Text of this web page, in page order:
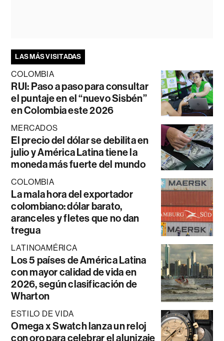
LAS MÁS VISITADAS
COLOMBIA
RUI: Paso a paso para consultar
el puntaje en el “nuevo Sisbén”
en Colombia este 2026
MERCADOS
El precio del dólar se debilita en
julio y América Latina tiene la
moneda más fuerte del mundo
COLOMBIA
La mala hora del exportador
colombiano: dólar barato,
aranceles y fletes que no dan
tregua
LATINOAMÉRICA
Los 5 países de América Latina
con mayor calidad de vida en
2026, según clasificación de
Wharton
ESTILO DE VIDA
Omega x Swatch lanza un reloj
con oro para celebrar el alunizaje